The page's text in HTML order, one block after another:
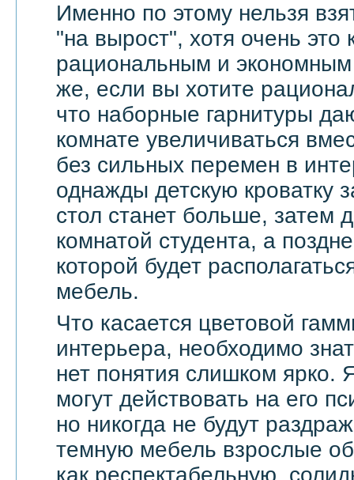
Именно по этому нельзя
"на вырост", хотя очень это
рациональным и экономным
же, если вы хотите
что наборные гарнитуры
комнате увеличиваться
без сильных перемен в
однажды детскую кроватку
стол станет больше, затем
комнатой студента, а
которой будет
мебель.
Что касается цветовой
интерьера, необходимо
нет понятия слишком ярко.
могут действовать на его
но никогда не будут
темную мебель взрослые
как респектабельную,